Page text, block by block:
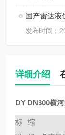
国产雷达液
发布时间：
详细介绍
DY DN300横
标
缩